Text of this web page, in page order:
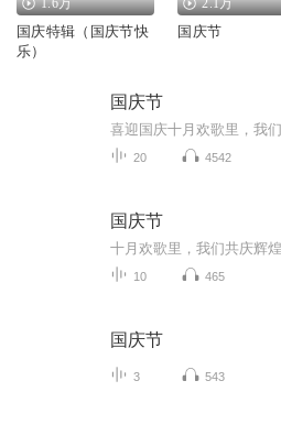
国庆特辑（国庆节快
乐）
国庆节
国庆节
20 4542
国庆节
10 465
国庆节
3 543